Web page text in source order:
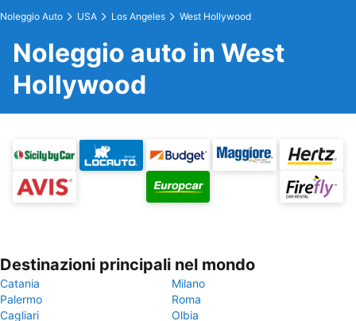
Noleggio Auto USA Los Angeles West Hollywood
Noleggio auto in West
Hollywood
Destinazioni principali nel mondo
Catania
Milano
Palermo
Roma
Cagliari
Olbia